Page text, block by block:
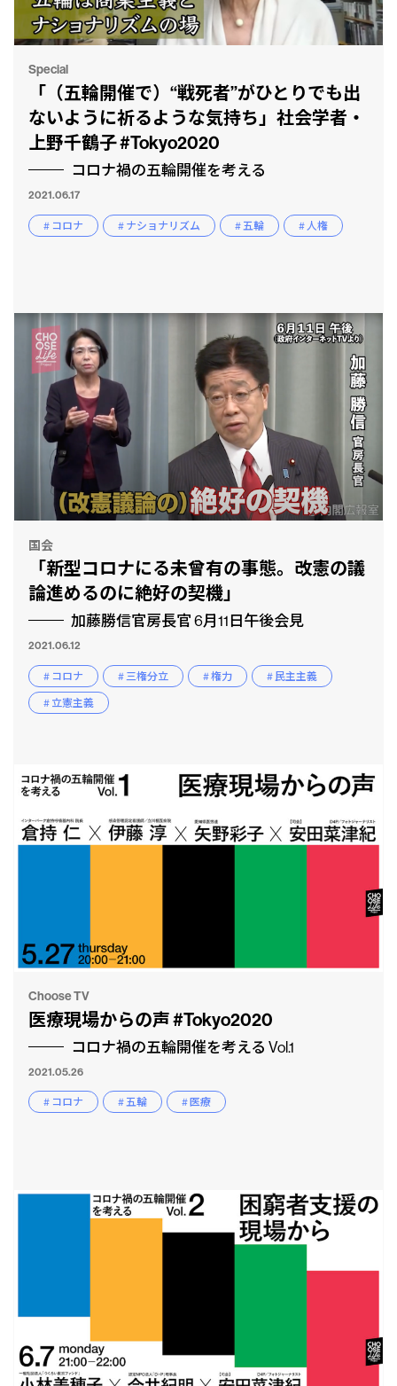
CLP市民と
Special
「（五輪開催で）“戦死者”がひとりでも出
ないように祈るような気持ち」社会学者・
上野千鶴子 #Tokyo2020
コロナ禍の五輪開催を考える
2021.06.17
# コロナ # ナショナリズム # 五輪 # 人権
国会
「新型コロナにる未曾有の事態。改憲の議
論進めるのに絶好の契機」
加藤勝信官房長官 6月11日午後会見
2021.06.12
# コロナ # 三権分立 # 権力
# 民主主義
# 立憲主義
Choose TV
医療現場からの声 #Tokyo2020
コロナ禍の五輪開催を考える Vol.1
2021.05.26
# コロナ # 五輪 # 医療